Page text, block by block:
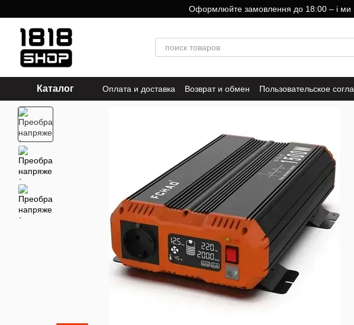
Оформлюйте замовлення до 18:00 – і ми
Каталог Оплата и доставка Возврат и обмен Пользовательское